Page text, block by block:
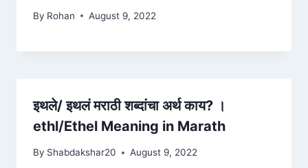
By Rohan August 9, 2022
इथले/ इथलं मराठी शब्दांचा अर्थ काय? ।
ethl/Ethel Meaning in Marath
By Shabdakshar20 August 9, 2022